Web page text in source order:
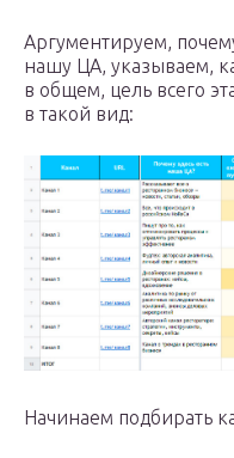
Аргументируем,
нашу ЦА, указываем,
в общем, цель всего
в такой вид:
Начинаем подбирать